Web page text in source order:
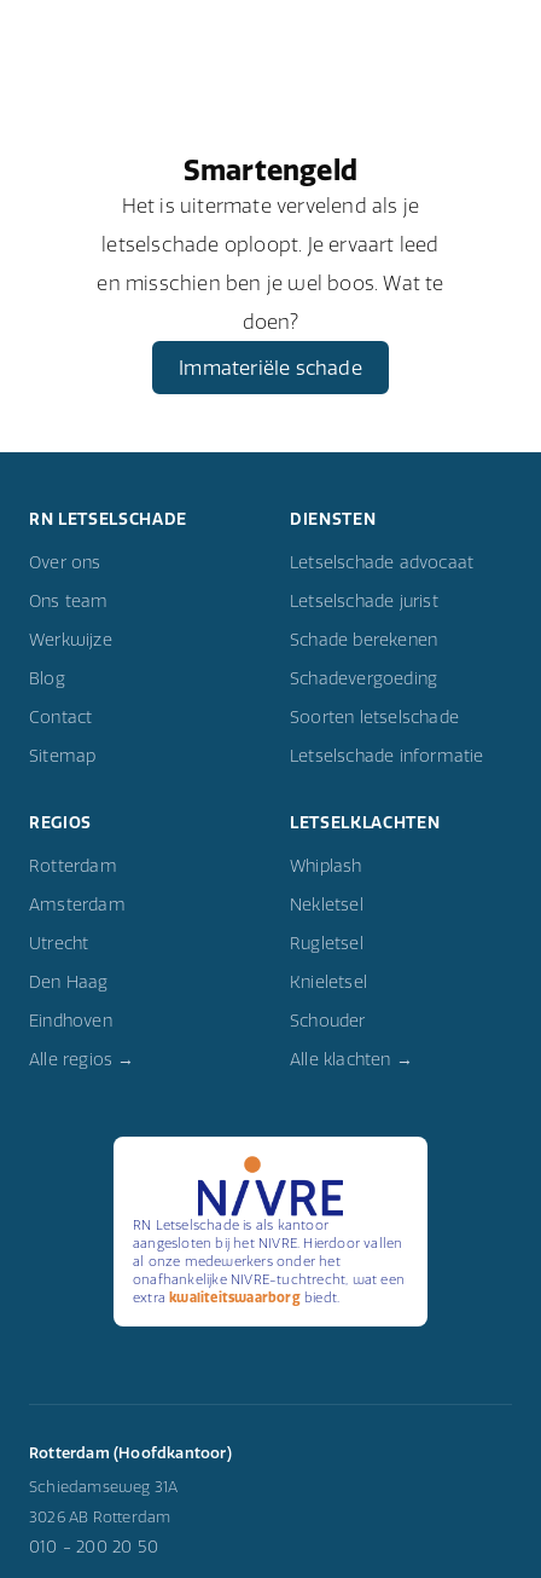
Smartengeld
Het is uitermate vervelend als je
letselschade oploopt. Je ervaart leed
en misschien ben je wel boos. Wat te
doen?
Immateriële schade
RN LETSELSCHADE
Over ons
Ons team
Werkwijze
Blog
Contact
Sitemap
DIENSTEN
Letselschade advocaat
Letselschade jurist
Schade berekenen
Schadevergoeding
Soorten letselschade
Letselschade informatie
REGIOS
Rotterdam
Amsterdam
Utrecht
Den Haag
Eindhoven
Alle regios →
LETSELKLACHTEN
Whiplash
Nekletsel
Rugletsel
Knieletsel
Schouder
Alle klachten →
RN Letselschade is als kantoor
aangesloten bij het NIVRE. Hierdoor vallen
al onze medewerkers onder het
onafhankelijke NIVRE-tuchtrecht, wat een
extrakwaliteitswaarborgbiedt.
Rotterdam (Hoofdkantoor)
Schiedamseweg 31A
3026 AB Rotterdam
010 - 200 20 50